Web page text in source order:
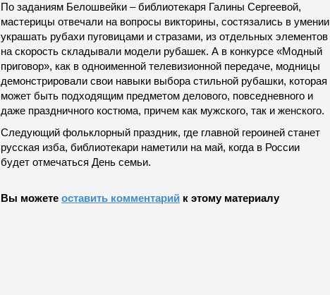
По заданиям Белошвейки – библиотекаря Галины Сергеевой,
мастерицы отвечали на вопросы викторины, состязались в умении
украшать рубахи пуговицами и стразами, из отдельных элементов
на скорость складывали модели рубашек. А в конкурсе «Модный
приговор», как в одноименной телевизионной передаче, модницы
демонстрировали свои навыки выбора стильной рубашки, которая
может быть подходящим предметом делового, повседневного и
даже праздничного костюма, причем как мужского, так и женского.
Следующий фольклорный праздник, где главной героиней станет
русская изба, библиотекари наметили на май, когда в России
будет отмечаться День семьи.
Вы можете оставить комментарий к этому материалу